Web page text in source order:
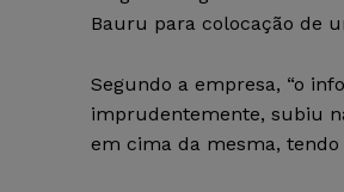
Bauru para colocação de
Segundo a empresa, “o
imprudentemente, subiu
em cima da mesma, tendo